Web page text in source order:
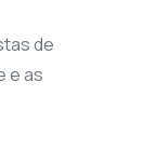
de
e as